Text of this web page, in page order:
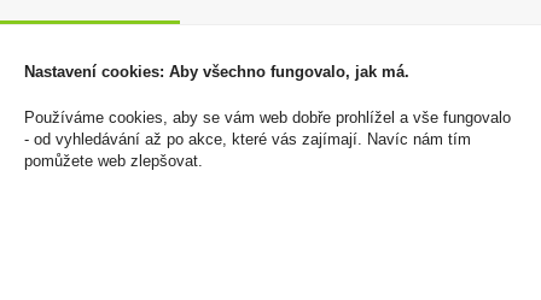
Nastavení cookies: Aby všechno fungovalo, jak má.
Používáme cookies, aby se vám web dobře prohlížel a vše fungovalo
- od vyhledávání až po akce, které vás zajímají. Navíc nám tím
pomůžete web zlepšovat.